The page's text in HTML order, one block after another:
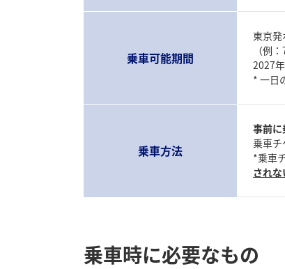
乗車可能期間
東京
（例
2027
* 一日
乗車方法
事前に
乗車チ
*乗車
され
乗車時に必要なもの